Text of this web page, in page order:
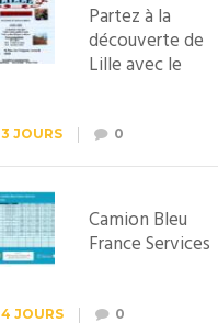
Partez à la
découverte de
Lille avec le
Lewarde, le 26
septembre !
3 JOURS 0
Camion Bleu
France Services
4 JOURS 0